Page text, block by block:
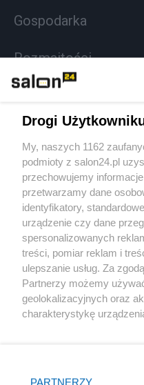
Gospodarka
Rozmaitości
Sport
Społeczeństwo
Kultura
X Facebook
Drogi
My, naszych 1162
podmioty z salon24.pl
przechowujemy
przetwarzamy dane
identyfikatory,
urządzenie czy dane
spersonalizowanych
treści, pomiar reklam i
ulepszanie usług. Za
Partnerzy możemy
geolokalizacyjnych oraz
charakterystykę
zmienić/wycofać klikając
PARTNERZY